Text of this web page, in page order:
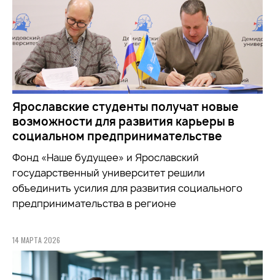
Ярославские студенты получат новые
возможности для развития карьеры в
социальном предпринимательстве
Фонд «Наше будущее» и Ярославский
государственный университет решили
объединить усилия для развития социального
предпринимательства в регионе
14 МАРТА 2026